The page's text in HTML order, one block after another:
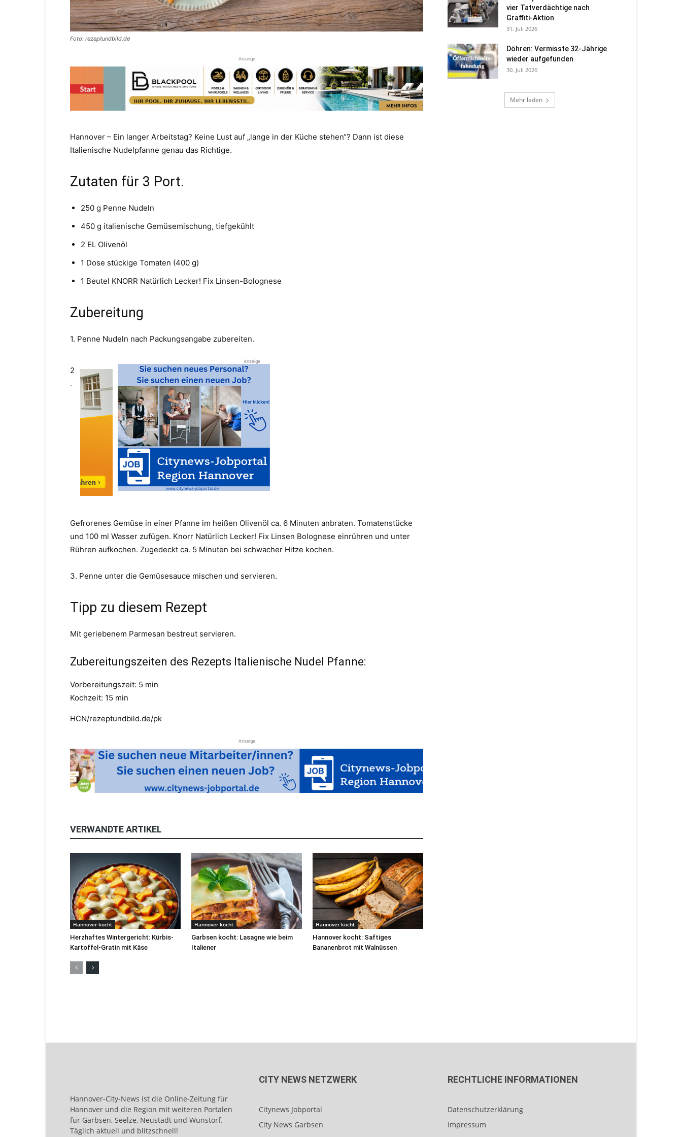
Foto: rezeptundbild.de
Anzeige
Hannover – Ein langer Arbeitstag? Keine Lust auf „lange in der Küche stehen“? Dann ist diese
Italienische Nudelpfanne genau das Richtige.
Zutaten für 3 Port.
250 g Penne Nudeln
450 g italienische Gemüsemischung, tiefgekühlt
2 EL Olivenöl
1 Dose stückige Tomaten (400 g)
1 Beutel KNORR Natürlich Lecker! Fix Linsen-Bolognese
Zubereitung
1. Penne Nudeln nach Packungsangabe zubereiten.
Anzeige
2
.
Gefrorenes Gemüse in einer Pfanne im heißen Olivenöl ca. 6 Minuten anbraten. Tomatenstücke
und 100 ml Wasser zufügen. Knorr Natürlich Lecker! Fix Linsen Bolognese einrühren und unter
Rühren aufkochen. Zugedeckt ca. 5 Minuten bei schwacher Hitze kochen.
3. Penne unter die Gemüsesauce mischen und servieren.
Tipp zu diesem Rezept
Mit geriebenem Parmesan bestreut servieren.
Zubereitungszeiten des Rezepts Italienische Nudel Pfanne:
Vorbereitungszeit: 5 min
Kochzeit: 15 min
HCN/rezeptundbild.de/pk
Anzeige
VERWANDTE ARTIKEL
Hannover kocht
Herzhaftes Wintergericht: Kürbis-
Kartoffel-Gratin mit Käse
Hannover kocht
Garbsen kocht: Lasagne wie beim
Italiener
Hannover kocht
Hannover kocht: Saftiges
Bananenbrot mit Walnüssen
vier Tatverdächtige nach
Graffiti-Aktion
31. Juli 2026
Döhren: Vermisste 32-Jährige
wieder aufgefunden
30. Juli 2026
Mehr laden
Hannover-City-News ist die Online-Zeitung für
Hannover und die Region mit weiteren Portalen
für Garbsen, Seelze, Neustadt und Wunstorf.
Täglich aktuell und blitzschnell!
CITY NEWS NETZWERK
Citynews Jobportal
City News Garbsen
RECHTLICHE INFORMATIONEN
Datenschutzerklärung
Impressum